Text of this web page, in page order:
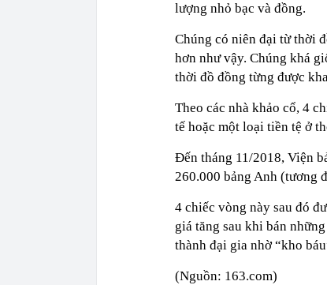
lượng nhỏ bạc và đồng.
Chúng có niên đại từ thời
hơn như vậy. Chúng khá
thời đồ đồng từng được
Theo các nhà khảo cổ, 4
tế hoặc một loại tiền tệ ở
Đến tháng 11/2018, Viện
260.000 bảng Anh (tương
4 chiếc vòng này sau đó
giá tăng sau khi bán
thành đại gia nhờ “kho
(Nguồn: 163.com)